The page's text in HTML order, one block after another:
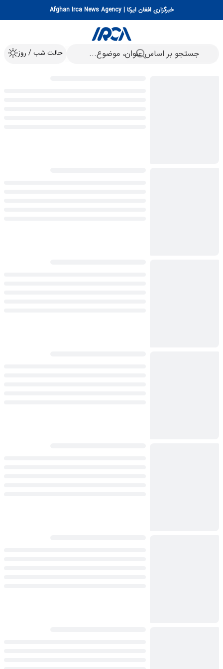
خبرگزاری افغان ایرکا | Afghan Irca News Agency
حالت شب / روز